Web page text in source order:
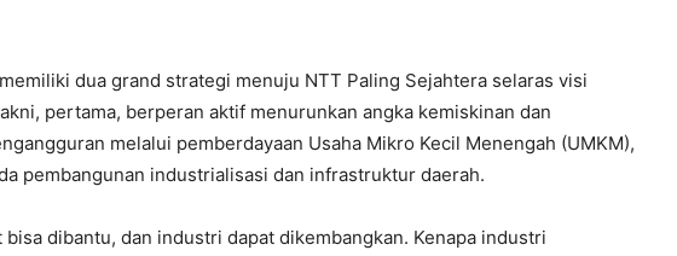
dua grand strategi menuju NTT Paling Sejahtera selaras visi
pertama, berperan aktif menurunkan angka kemiskinan dan
melalui pemberdayaan Usaha Mikro Kecil Menengah (UMKM),
pembangunan industrialisasi dan infrastruktur daerah.
bisa dibantu, dan industri dapat dikembangkan. Kenapa industri